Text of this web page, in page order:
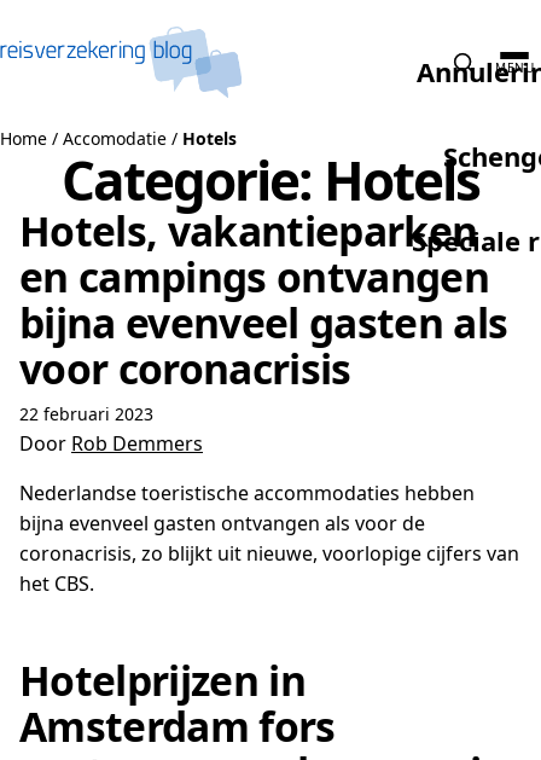
Speciale
MENU
Home / Accomodatie / Hotels
Categorie: Hotels
Hotels, vakantieparken
en campings ontvangen
bijna evenveel gasten als
voor coronacrisis
22 februari 2023
Door Rob Demmers
Nederlandse toeristische accommodaties hebben
bijna evenveel gasten ontvangen als voor de
coronacrisis, zo blijkt uit nieuwe, voorlopige cijfers van
het CBS.
Hotelprijzen in
Amsterdam fors